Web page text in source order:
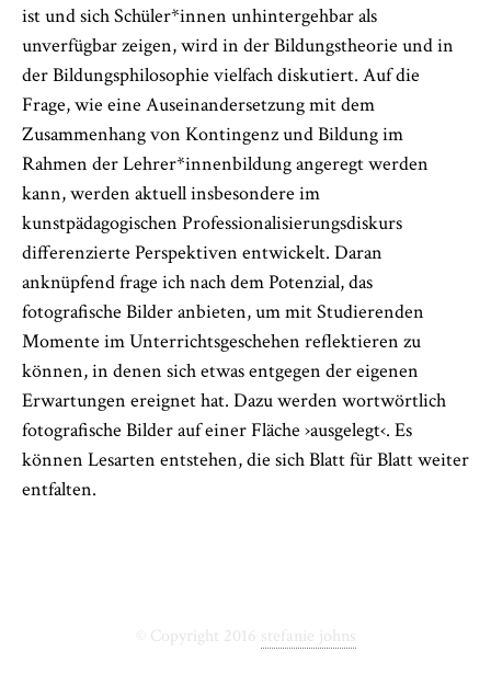
ist und sich Schüler*innen unhintergehbar als
unverfügbar zeigen, wird in der Bildungstheorie und in
der Bildungsphilosophie vielfach diskutiert. Auf die
Frage, wie eine Auseinandersetzung mit dem
Zusammenhang von Kontingenz und Bildung im
Rahmen der Lehrer*innenbildung angeregt werden
kann, werden aktuell insbesondere im
kunstpädagogischen Professionalisierungsdiskurs
differenzierte Perspektiven entwickelt. Daran
anknüpfend frage ich nach dem Potenzial, das
fotografische Bilder anbieten, um mit Studierenden
Momente im Unterrichtsgeschehen reflektieren zu
können, in denen sich etwas entgegen der eigenen
Erwartungen ereignet hat. Dazu werden wortwörtlich
fotografische Bilder auf einer Fläche ›ausgelegt‹. Es
können Lesarten entstehen, die sich Blatt für Blatt weiter
entfalten.
© Copyright 2016 stefanie johns